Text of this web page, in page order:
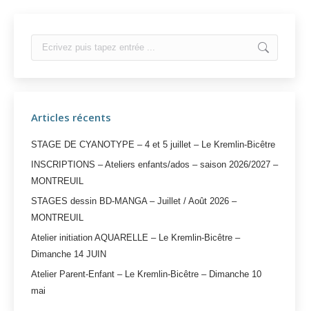
Search:
Articles récents
STAGE DE CYANOTYPE – 4 et 5 juillet – Le Kremlin-Bicêtre
INSCRIPTIONS – Ateliers enfants/ados – saison 2026/2027 –
MONTREUIL
STAGES dessin BD-MANGA – Juillet / Août 2026 –
MONTREUIL
Atelier initiation AQUARELLE – Le Kremlin-Bicêtre –
Dimanche 14 JUIN
Atelier Parent-Enfant – Le Kremlin-Bicêtre – Dimanche 10
mai